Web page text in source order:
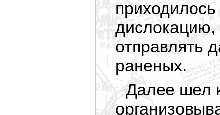
дислокацию,
отправлять
раненых.
Далее шел